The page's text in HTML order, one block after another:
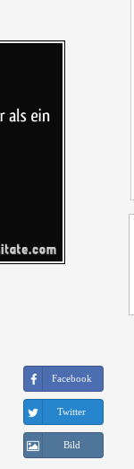
Facebook
Twitter
Bild